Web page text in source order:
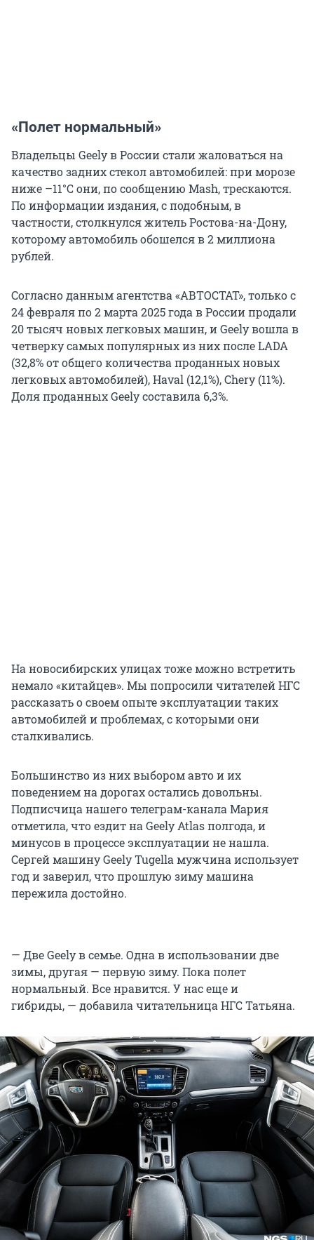
«Полет нормальный»
Владельцы Geely в России стали жаловаться на
качество задних стекол автомобилей: при морозе
ниже –11°Cони, по сообщению Mash, трескаются.
По информации издания, с подобным, в
частности, столкнулся житель Ростова-на-Дону,
которому автомобиль обошелся в 2 миллиона
рублей.
Согласно данным агентства «АВТОСТАТ», только с
24 февраля по 2 марта 2025 года в России продали
20 тысяч новых легковых машин, и Geely вошла в
четверку самых популярных из них после LADA
(32,8% от общего количества проданных новых
легковых автомобилей), Haval (12,1%), Chery (11%).
Доля проданных Geely составила 6,3%.
На новосибирских улицах тоже можно встретить
немало «китайцев». Мы попросили читателей НГС
рассказать о своем опыте эксплуатации таких
автомобилей и проблемах, с которыми они
сталкивались.
Большинство из них выбором авто и их
поведением на дорогах остались довольны.
Подписчица нашего телеграм-канала Мария
отметила, что ездит на Geely Atlas полгода, и
минусов в процессе эксплуатации не нашла.
Сергей машину Geely Tugella мужчина использует
год и заверил, что прошлую зиму машина
пережила достойно.
— Две Geely в семье. Одна в использовании две
зимы, другая — первую зиму. Пока полет
нормальный. Все нравится. У нас еще и
гибриды, — добавила читательница НГС Татьяна.